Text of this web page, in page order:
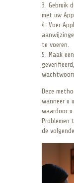
3. Gebruik
met uw
4. Voer
te voeren.
5. Maak
Deze
wanneer u
waardoor
de